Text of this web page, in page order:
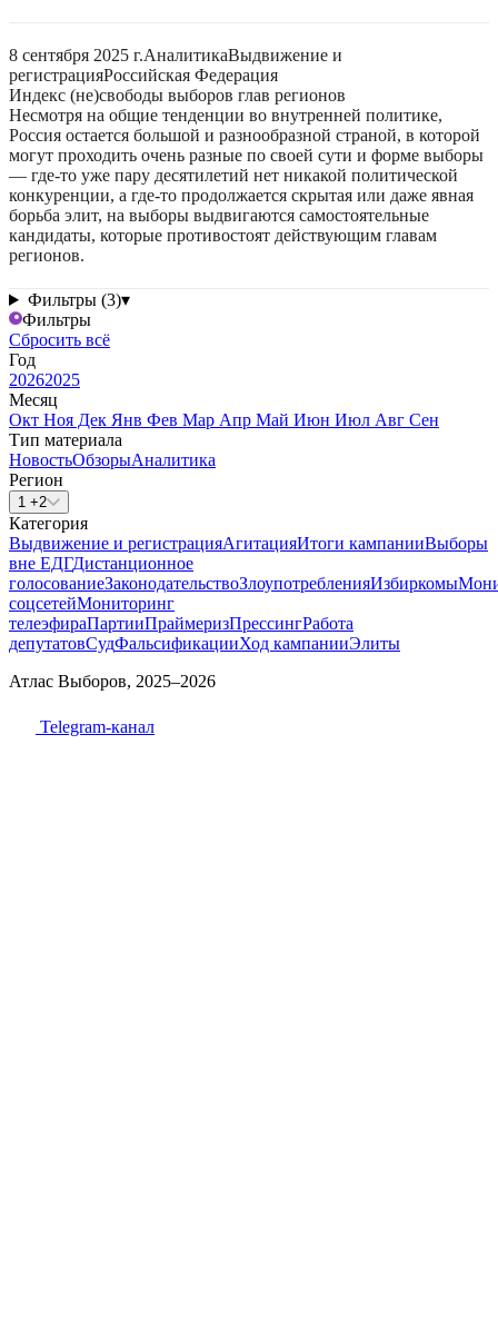
8 сентября 2025 г.АналитикаВыдвижение и
регистрацияРоссийская Федерация
Индекс (не)свободы выборов глав регионов
Несмотря на общие тенденции во внутренней политике,
Россия остается большой и разнообразной страной, в которой
могут проходить очень разные по своей сути и форме выборы
— где-то уже пару десятилетий нет никакой политической
конкуренции, а где-то продолжается скрытая или даже явная
борьба элит, на выборы выдвигаются самостоятельные
кандидаты, которые противостоят действующим главам
регионов.
Фильтры (3)▾
Фильтры
Сбросить всё
Год
20262025
Месяц
Окт Ноя Дек Янв Фев Мар Апр Май Июн Июл Авг Сен
Тип материала
НовостьОбзорыАналитика
Регион
1 +2
Категория
Выдвижение и регистрацияАгитацияИтоги кампанииВыборы
вне ЕДГДистанционное
голосованиеЗаконодательствоЗлоупотребленияИзбиркомы
соцсетейМониторинг
телеэфираПартииПраймеризПрессингРабота
депутатовСудФальсификацииХод кампанииЭлиты
Атлас Выборов, 2025–2026
Telegram-канал